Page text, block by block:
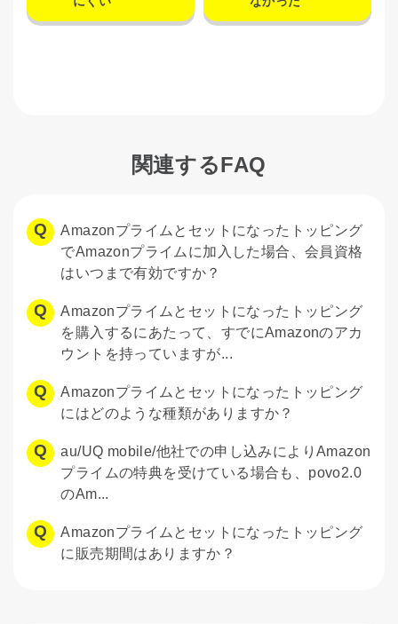
関連するFAQ
Amazonプライムとセットになったトッピング
でAmazonプライムに加入した場合、会員資格
はいつまで有効ですか？
Amazonプライムとセットになったトッピング
を購入するにあたって、すでにAmazonのアカ
ウントを持っていますが...
Amazonプライムとセットになったトッピング
にはどのような種類がありますか？
au/UQ mobile/他社での申し込みによりAmazon
プライムの特典を受けている場合も、povo2.0
のAm...
Amazonプライムとセットになったトッピング
に販売期間はありますか？